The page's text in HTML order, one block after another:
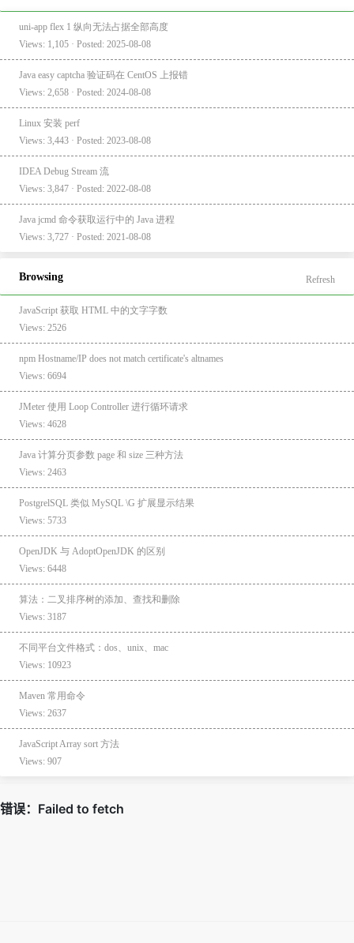
uni-app flex 1 纵向无法占据全部高度
Views: 1,105 · Posted: 2025-08-08
Java easy captcha 验证码在 CentOS 上报错
Views: 2,658 · Posted: 2024-08-08
Linux 安装 perf
Views: 3,443 · Posted: 2023-08-08
IDEA Debug Stream 流
Views: 3,847 · Posted: 2022-08-08
Java jcmd 命令获取运行中的 Java 进程
Views: 3,727 · Posted: 2021-08-08
Browsing Refresh
JavaScript 获取 HTML 中的文字字数
Views: 2526
npm Hostname/IP does not match certificate's altnames
Views: 6694
JMeter 使用 Loop Controller 进行循环请求
Views: 4628
Java 计算分页参数 page 和 size 三种方法
Views: 2463
PostgrelSQL 类似 MySQL \G 扩展显示结果
Views: 5733
OpenJDK 与 AdoptOpenJDK 的区别
Views: 6448
算法：二叉排序树的添加、查找和删除
Views: 3187
不同平台文件格式：dos、unix、mac
Views: 10923
Maven 常用命令
Views: 2637
JavaScript Array sort 方法
Views: 907